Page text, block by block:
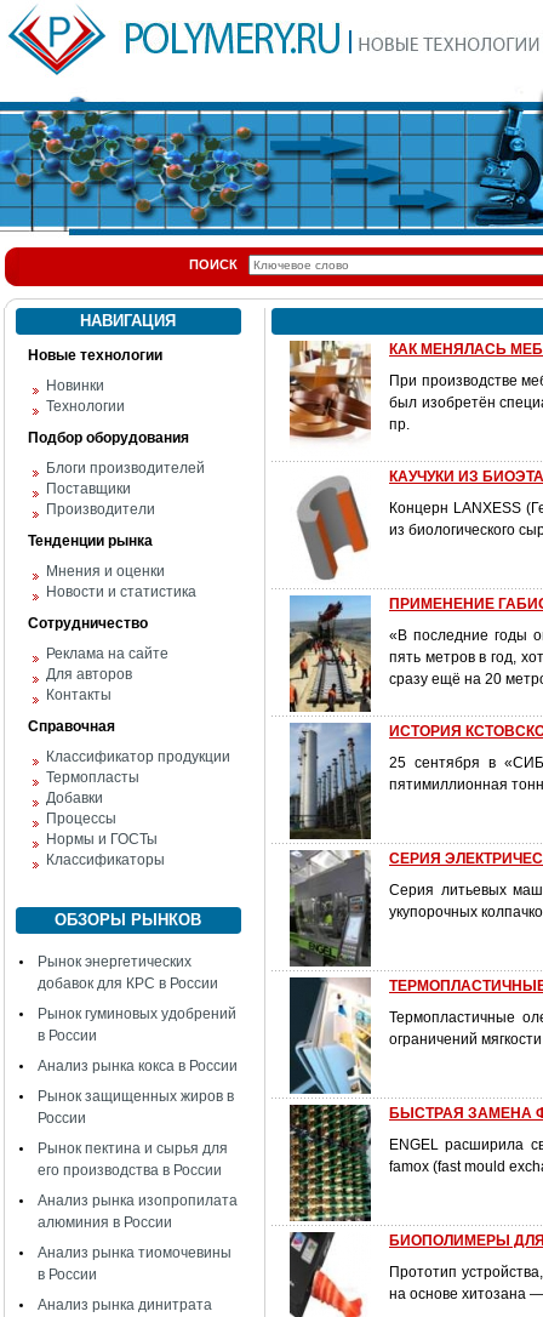
ПОИСК
НАВИГАЦИЯ
Новые технологии
Новинки
Технологии
Подбор оборудования
Блоги производителей
Поставщики
Производители
Тенденции рынка
Мнения и оценки
Новости и статистика
Сотрудничество
Реклама на сайте
Для авторов
Контакты
Справочная
Классификатор продукции
Термопласты
Добавки
Процессы
Нормы и ГОСТы
Классификаторы
ОБЗОРЫ РЫНКОВ
Рынок энергетических
добавок для КРС в России
Рынок гуминовых удобрений
в России
Анализ рынка кокса в России
Рынок защищенных жиров в
России
Рынок пектина и сырья для
его производства в России
Анализ рынка изопропилата
алюминия в России
Анализ рынка тиомочевины
в России
Анализ рынка динитрата
КАК МЕНЯЛАСЬ
При производстве
был изобретён
пр.
КАУЧУКИ ИЗ
Концерн LANXESS
из биологического
ПРИМЕНЕНИЕ
«В последние годы
пять метров в год,
сразу ещё на 20
ИСТОРИЯ
25 сентября в
пятимиллионная
СЕРИЯ
Серия литьевых
укупорочных
Термопластичные
ограничений
БЫСТРАЯ ЗАМЕНА
ENGEL расширила
famox (fast mould
БИОПОЛИМЕРЫ
Прототип
на основе хитозана